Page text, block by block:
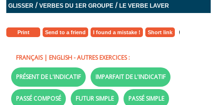
GLISSER /VERBES DU 1ER GROUPE /LE VERBE LAVER
Print Send to a friend I found a mistake ! Short link
FRANÇAIS| ENGLISH- AUTRES EXERCICES :
PRÉSENT DE L'INDICATIF IMPARFAIT DE L'INDICATIF
PASSÉ COMPOSÉ FUTUR SIMPLE PASSÉ SIMPLE